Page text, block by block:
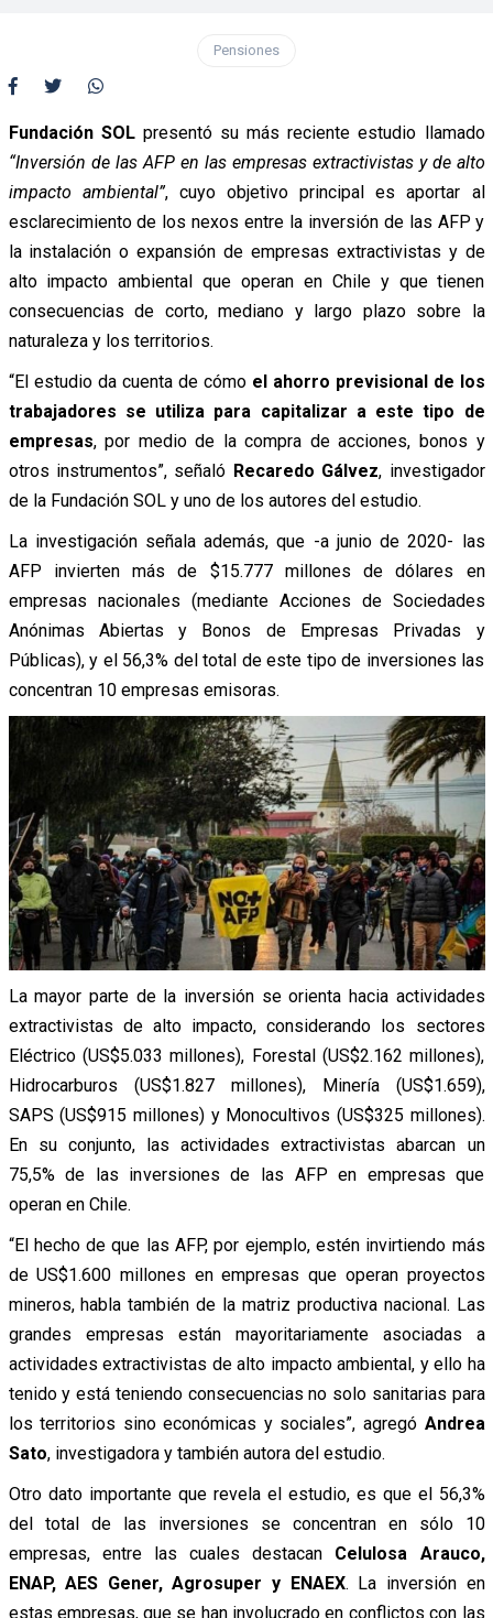
Pensiones
Fundación SOL presentó su más reciente estudio llamado
“Inversión de las AFP en las empresas extractivistas y de alto
impacto ambiental”, cuyo objetivo principal es aportar al
esclarecimiento de los nexos entre la inversión de las AFP y
la instalación o expansión de empresas extractivistas y de
alto impacto ambiental que operan en Chile y que tienen
consecuencias de corto, mediano y largo plazo sobre la
naturaleza y los territorios.
“El estudio da cuenta de cómo el ahorro previsional de los
trabajadores se utiliza para capitalizar a este tipo de
empresas, por medio de la compra de acciones, bonos y
otros instrumentos”, señaló Recaredo Gálvez, investigador
de la Fundación SOL y uno de los autores del estudio.
La investigación señala además, que -a junio de 2020- las
AFP invierten más de $15.777 millones de dólares en
empresas nacionales (mediante Acciones de Sociedades
Anónimas Abiertas y Bonos de Empresas Privadas y
Públicas), y el 56,3% del total de este tipo de inversiones las
concentran 10 empresas emisoras.
La mayor parte de la inversión se orienta hacia actividades
extractivistas de alto impacto, considerando los sectores
Eléctrico (US$5.033 millones), Forestal (US$2.162 millones),
Hidrocarburos (US$1.827 millones), Minería (US$1.659),
SAPS (US$915 millones) y Monocultivos (US$325 millones).
En su conjunto, las actividades extractivistas abarcan un
75,5% de las inversiones de las AFP en empresas que
operan en Chile.
“El hecho de que las AFP, por ejemplo, estén invirtiendo más
de US$1.600 millones en empresas que operan proyectos
mineros, habla también de la matriz productiva nacional. Las
grandes empresas están mayoritariamente asociadas a
actividades extractivistas de alto impacto ambiental, y ello ha
tenido y está teniendo consecuencias no solo sanitarias para
los territorios sino económicas y sociales”, agregó Andrea
Sato, investigadora y también autora del estudio.
Otro dato importante que revela el estudio, es que el 56,3%
del total de las inversiones se concentran en sólo 10
empresas, entre las cuales destacan Celulosa Arauco,
ENAP, AES Gener, Agrosuper y ENAEX. La inversión en
estas empresas, que se han involucrado en conflictos con las